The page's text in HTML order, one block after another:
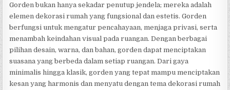
Gorden bukan hanya sekadar penutup jendela; mereka adalah
elemen dekorasi rumah yang fungsional dan estetis. Gorden
berfungsi untuk mengatur pencahayaan, menjaga privasi, serta
menambah keindahan visual pada ruangan. Dengan berbagai
pilihan desain, warna, dan bahan, gorden dapat menciptakan
suasana yang berbeda dalam setiap ruangan. Dari gaya
minimalis hingga klasik, gorden yang tepat mampu menciptakan
kesan yang harmonis dan menyatu dengan tema dekorasi rumah